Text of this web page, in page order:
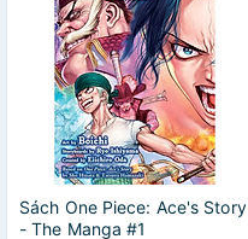
Sách One Piece: Ace's Story
- The Manga #1